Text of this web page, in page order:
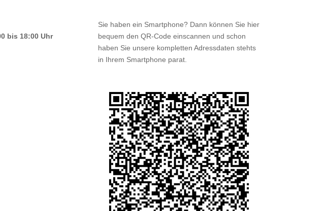
bis 18:00 Uhr
Sie haben ein Smartphone? Dann können Sie hier
bequem den QR-Code einscannen und schon
haben Sie unsere kompletten Adressdaten stehts
in Ihrem Smartphone parat.